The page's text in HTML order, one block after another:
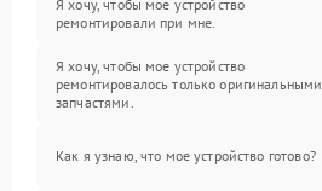
Я хочу, чтобы мое устройство
ремонтировали при мне.
Я хочу, чтобы мое устройство
ремонтировалось только оригинальными
запчастями.
Как я узнаю, что мое устройство готово?